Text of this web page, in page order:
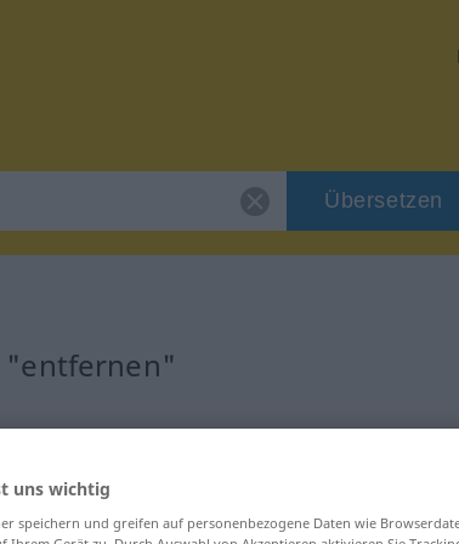
Übersetzen
"entfernen"
uns wichtig
speichern und greifen auf personenbezogene Daten wie